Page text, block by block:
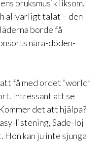
bruksmusik liksom.
allvarligt talat – den
borde få
nära-döden-
få med ordet ”world”
Intressant att se
det att hjälpa?
listening, Sade-loj
Hon kan ju inte sjunga